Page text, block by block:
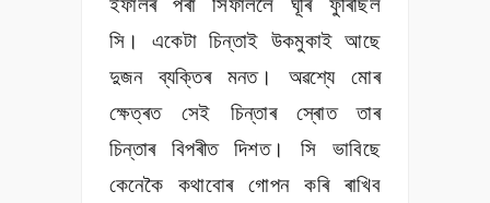
ইফালৰ পৰা সিফাললৈ ঘূৰি ফুৰিছিল
সি। একেটা চিন্তাই উকমুকাই আছে
দুজন ব্যক্তিৰ মনত। অৱশ্যে মোৰ
ক্ষেত্ৰত সেই চিন্তাৰ স্ৰোত তাৰ
চিন্তাৰ বিপৰীত দিশত। সি ভাবিছে
কেনেকৈ কথাবোৰ গোপন কৰি ৰাখিব